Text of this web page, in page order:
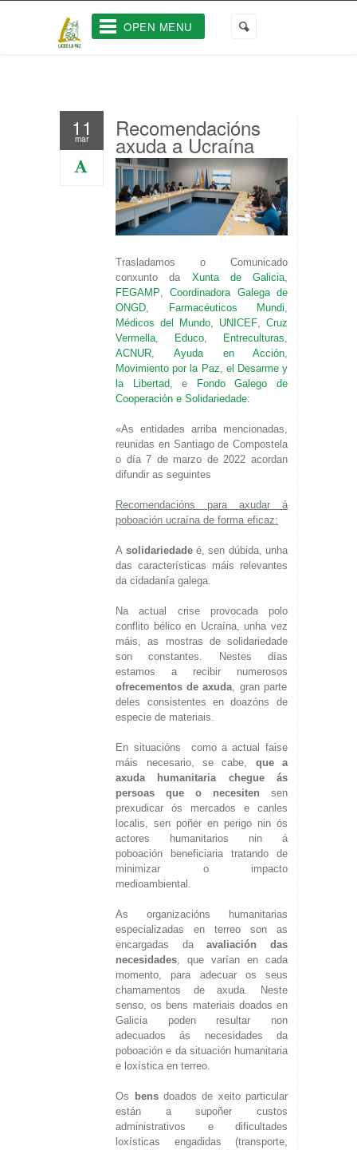
OPEN MENU
11
mar Recomendacións
axuda a Ucraína
Trasladamos o Comunicado
conxunto da Xunta de Galicia,
FEGAMP,Coordinadora Galega de
ONGD, Farmacéuticos Mundi,
Médicos del Mundo, UNICEF, Cruz
Vermella, Educo, Entreculturas,
ACNUR,Ayuda en Acción,
Movimiento por la Paz, el Desarme y
la Libertad, e
Fondo Galego de
Cooperación e Solidariedade:
«As entidades arriba mencionadas,
reunidas en Santiago de Compostela
o día 7 de marzo de 2022 acordan
difundir as seguintes
Recomendacións para axudar á
poboación ucraína de forma eficaz:
A solidariedadeé, sen dúbida, unha
das características máis relevantes
da cidadanía galega.
Na actual crise provocada polo
conflito bélico en Ucraína, unha vez
máis, as mostras de solidariedade
son constantes. Nestes días
estamos a recibir numerosos
ofrecementos de axuda, gran parte
deles consistentes en doazóns de
especie de materiais.
En situacións como a actual faise
máis necesario, se cabe, que a
axuda humanitaria chegue ás
persoas que o necesiten sen
prexudicar ós mercados e canles
localis, sen poñer en perigo nin ós
actores humanitarios nin á
poboación beneficiaria tratando de
minimizar o impacto
medioambiental.
As organizacións humanitarias
especializadas en terreo son as
encargadas daavaliación das
necesidades, que varían en cada
momento, para adecuar os seus
chamamentos de axuda. Neste
senso, os bens materiais doados en
Galicia poden resultar non
adecuados ás necesidades da
poboación e da situación humanitaria
e loxística en terreo.
Os bensdoados de xeito particular
están a supoñer custos
administrativos e dificultades
loxísticas engadidas (transporte,